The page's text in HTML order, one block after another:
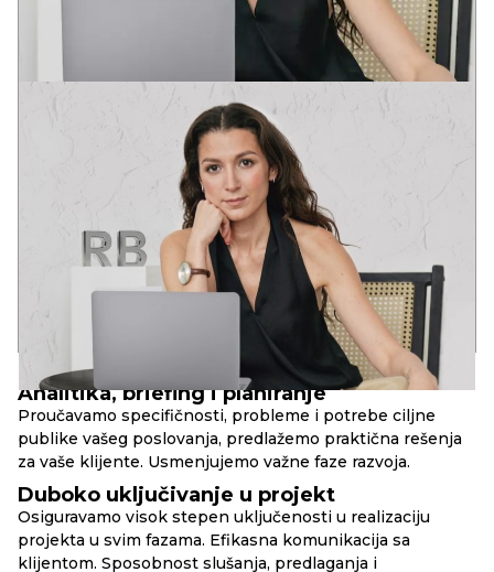
PRINCIPI RBAND
Analitika, briefing i planiranje
Proučavamo specifičnosti, probleme i potrebe ciljne
publike vašeg poslovanja, predlažemo praktična rešenja
za vaše klijente. Usmenjujemo važne faze razvoja.
Duboko uključivanje u projekt
Osiguravamo visok stepen uključenosti u realizaciju
projekta u svim fazama. Efikasna komunikacija sa
klijentom. Sposobnost slušanja, predlaganja i
10+
godina u kompaniji
80+ 30+
lansiranih brend-projekata
ART-DIREKTOR
Diplomirala na akademijama dizajna u Pragu i Barseloni.
Projektna praksa u Evropi i SAD.
Postavši preduzetnik, u potpunosti sam shvatila značenje izraza
“Vreme je novac”. Stručna realizacija u roku je prirodna potreba
Ali fokusiranje samo na zaradu, a ne na kvalitet, neće doneti
dobar proizvod. U svemu je potrebna zlatna sredina!